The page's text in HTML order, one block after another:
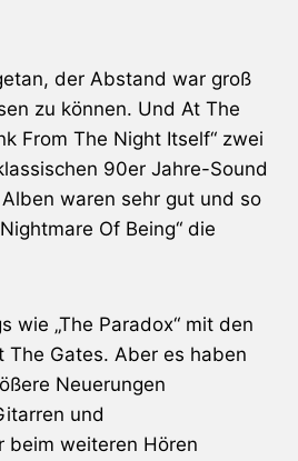
der Abstand war groß
zu können. Und At The
From The Night Itself“ zwei
90er Jahre-Sound
waren sehr gut und so
Of Being“ die
wie „The Paradox“ mit den
Gates. Aber es haben
Neuerungen
und
beim weiteren Hören